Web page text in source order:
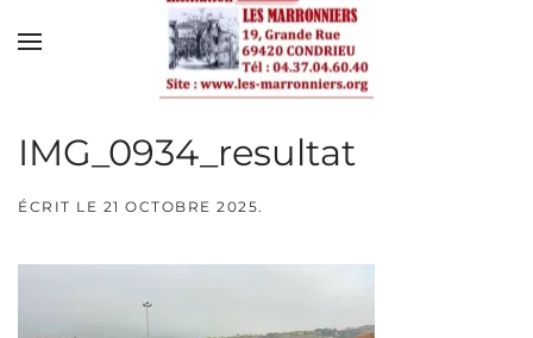
Skip to main content
IMG_0934_resultat
ÉCRIT LE 21 OCTOBRE 2025.